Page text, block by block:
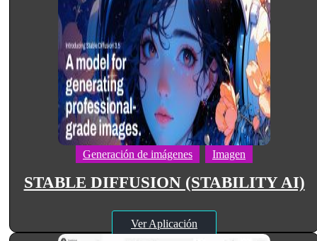
Generación de imágenes Imagen
STABLE DIFFUSION (STABILITY AI)
Ver Aplicación